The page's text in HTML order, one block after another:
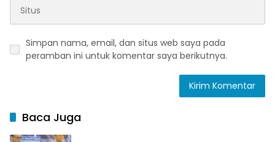
Simpan nama, email, dan situs web saya pada
peramban ini untuk komentar saya berikutnya.
Baca Juga